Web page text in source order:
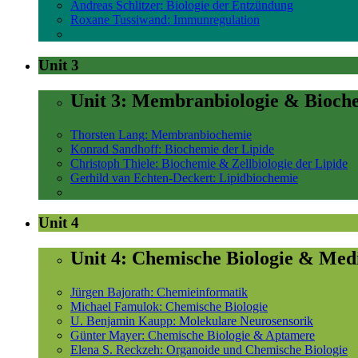
Andreas Schlitzer: Biologie der Entzündung
Roxane Tussiwand: Immunregulation
Unit 3
Unit 3: Membranbiologie &
Thorsten Lang: Membranbiochemie
Konrad Sandhoff: Biochemie der Lipide
Christoph Thiele: Biochemie & Zellbiologie der Lipide
Gerhild van Echten-Deckert: Lipidbiochemie
Unit 4
Unit 4: Chemische Biologie &
Jürgen Bajorath: Chemieinformatik
Michael Famulok: Chemische Biologie
U. Benjamin Kaupp: Molekulare Neurosensorik
Günter Mayer: Chemische Biologie & Aptamere
Elena S. Reckzeh: Organoide und Chemische Biologie